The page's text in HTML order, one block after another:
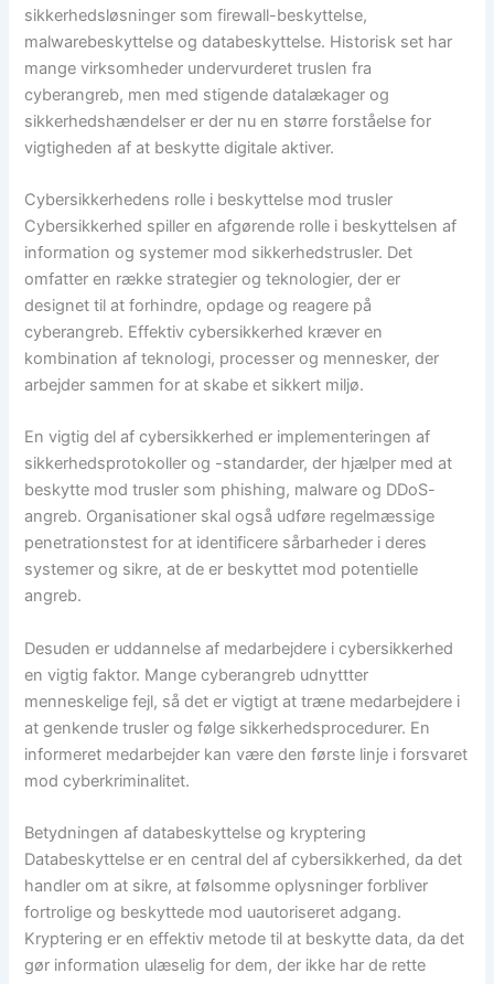
sikkerhedsløsninger som firewall-beskyttelse,
malwarebeskyttelse og databeskyttelse. Historisk set har
mange virksomheder undervurderet truslen fra
cyberangreb, men med stigende datalækager og
sikkerhedshændelser er der nu en større forståelse for
vigtigheden af at beskytte digitale aktiver.
Cybersikkerhedens rolle i beskyttelse mod trusler
Cybersikkerhed spiller en afgørende rolle i beskyttelsen af
information og systemer mod sikkerhedstrusler. Det
omfatter en række strategier og teknologier, der er
designet til at forhindre, opdage og reagere på
cyberangreb. Effektiv cybersikkerhed kræver en
kombination af teknologi, processer og mennesker, der
arbejder sammen for at skabe et sikkert miljø.
En vigtig del af cybersikkerhed er implementeringen af
sikkerhedsprotokoller og -standarder, der hjælper med at
beskytte mod trusler som phishing, malware og DDoS-
angreb. Organisationer skal også udføre regelmæssige
penetrationstest for at identificere sårbarheder i deres
systemer og sikre, at de er beskyttet mod potentielle
angreb.
Desuden er uddannelse af medarbejdere i cybersikkerhed
en vigtig faktor. Mange cyberangreb udnyttter
menneskelige fejl, så det er vigtigt at træne medarbejdere i
at genkende trusler og følge sikkerhedsprocedurer. En
informeret medarbejder kan være den første linje i forsvaret
mod cyberkriminalitet.
Betydningen af databeskyttelse og kryptering
Databeskyttelse er en central del af cybersikkerhed, da det
handler om at sikre, at følsomme oplysninger forbliver
fortrolige og beskyttede mod uautoriseret adgang.
Kryptering er en effektiv metode til at beskytte data, da det
gør information ulæselig for dem, der ikke har de rette